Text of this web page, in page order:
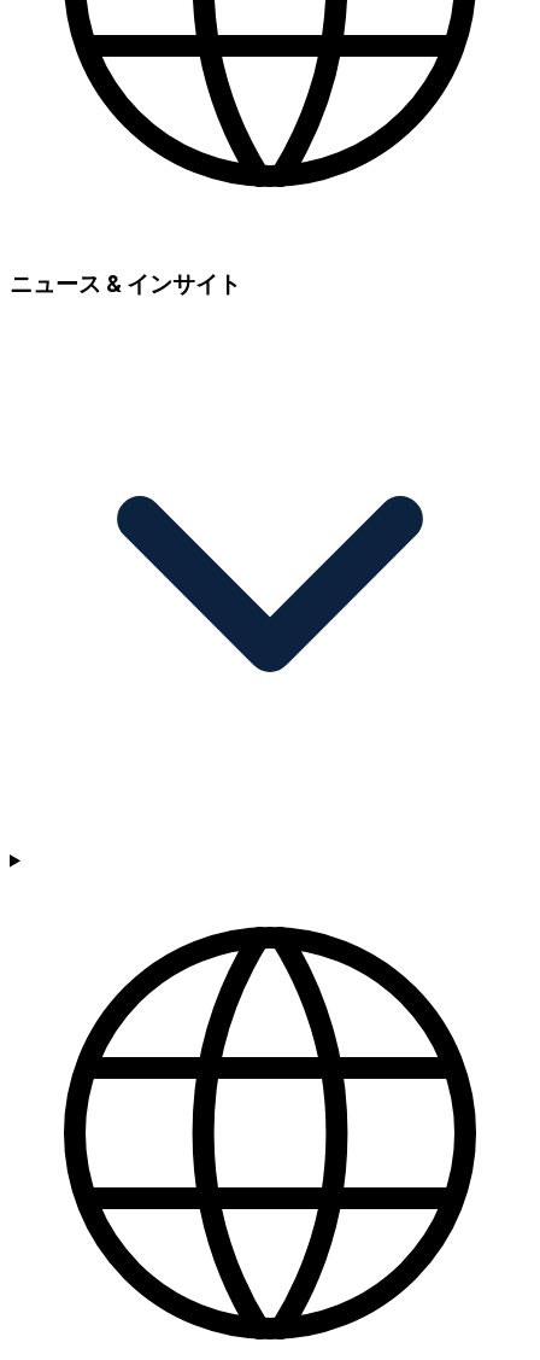
ニュース & インサイト